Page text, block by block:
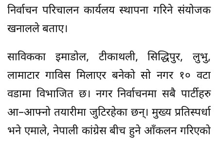
निर्वाचन परिचालन कार्यलय स्थापना गरिने संयोजक
खनालले बताए।
साविकका इमाडोल, टीकाथली, सिद्धिपुर, लुभु,
लामाटार गाविस मिलाएर बनेको सो नगर १० वटा
वडामा विभाजित छ। नगर निर्वाचनमा सबै पार्टीहरु
आ–आफ्नो तयारीमा जुटिरहेका छन्। मुख्य प्रतिस्पर्धा
भने एमाले, नेपाली कांग्रेस बीच हुने आँकलन गरिएको